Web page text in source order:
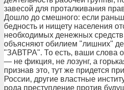
завесой для проталкивания
Дошло до смешного: если
бедность и нищету населения
необходимых денежных
объясняют обилием "лишних"
"ЗАВТРА". То есть, ваши слова
— не фикция, не лозунг, а
признав это, тут же придется
России, другие властные
рода преступление против